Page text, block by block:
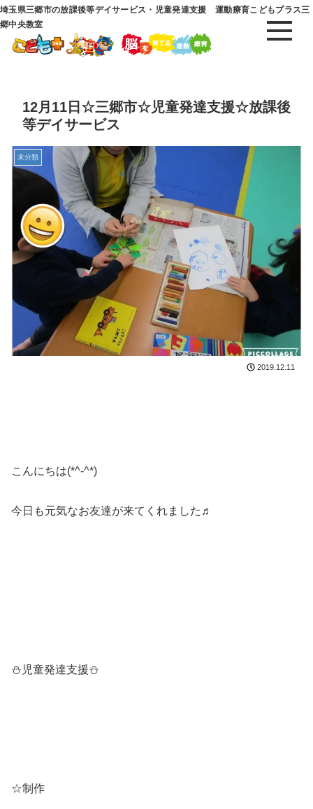
埼玉県三郷市の放課後等デイサービス・児童発達支援 運動療育こどもプラス三
郷中央教室
12月11日☆三郷市☆児童発達支援☆放課後
等デイサービス
未分類
2019.12.11
こんにちは(*^-^*)
今日も元気なお友達が来てくれました♬
⛄児童発達支援⛄
☆制作